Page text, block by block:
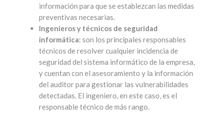
información para que se establezcan las medidas
preventivas necesarias.
Ingenieros y técnicos de seguridad
informática: son los principales responsables
técnicos de resolver cualquier incidencia de
seguridad del sistema informático de la empresa,
y cuentan con el asesoramiento y la información
del auditor para gestionar las vulnerabilidades
detectadas. El ingeniero, en este caso, es el
responsable técnico de más rango.